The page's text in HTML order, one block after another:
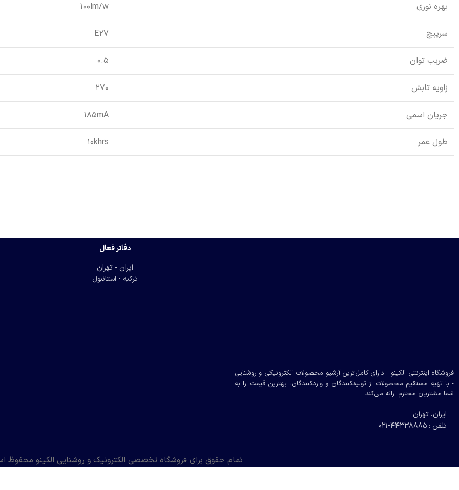
بهره نوری 100lm/w
سرپیچ E27
ضریب توان 0.5
زاویه تابش 270
جریان اسمی 185mA
طول عمر 10khrs
فروشگاه اینترنتی الکینو - دارای کامل‌ترین آرشیو محصولات الکترونیکی و روشنایی
- با تهیه مستقیم محصولات از تولیدکنندگان و واردکنندگان، بهترین قیمت را به
شما مشتریان محترم ارائه می‌کند.
ایران، تهران
تلفن : 44338885-021
دفاتر فعال
ایران - تهران
ترکیه - استانبول
تمام حقوق برای فروشگاه تخصصی الکترونیک و روشنایی الکینو محفوظ